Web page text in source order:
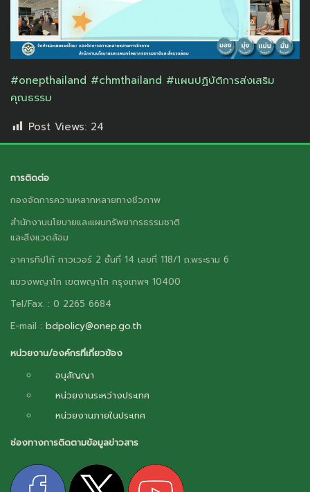
#onepthailand #chmthailand #แผนปฏิบัติการส่งเสริม
คุณธรรม
Post Views: 24
การติดต่อ
กองจัดการความหลากหลายทางชีวภาพ
สำนักงานนโยบายและแผนทรัพยากรธรรมชาติ
และสิ่งแวดล้อม
อาคารทิปโก้ ทาวเวอร์ 2 ชั้นที่ 14 เลขที่ 118/1 ถ.พระราม 6
แขวงพญาไท เขตพญาไท กรุงเทพฯ 10400
Tel/Fax. : 0 2265 6684
E-mail : bdpolicy@onep.go.th
หน่วยงาน/องค์กรที่เกี่ยวข้อง
อนุสัญญา
หน่วยงานระหว่างประเทศ
หน่วยงานภายในประเทศ
ช่องทางการติดตามข้อมูลข่าวสาร